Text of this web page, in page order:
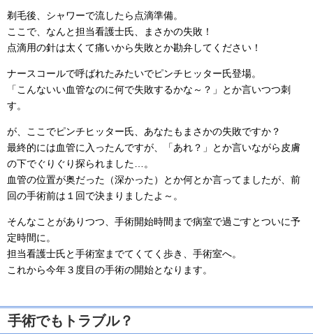
剃毛後、シャワーで流したら点滴準備。
ここで、なんと担当看護士氏、まさかの失敗！
点滴用の針は太くて痛いから失敗とか勘弁してください！
ナースコールで呼ばれたみたいでピンチヒッター氏登場。
「こんないい血管なのに何で失敗するかな～？」とか言いつつ刺
す。
が、ここでピンチヒッター氏、あなたもまさかの失敗ですか？
最終的には血管に入ったんですが、「あれ？」とか言いながら皮膚
の下でぐりぐり探られました…。
血管の位置が奥だった（深かった）とか何とか言ってましたが、前
回の手術前は１回で決まりましたよ～。
そんなことがありつつ、手術開始時間まで病室で過ごすとついに予
定時間に。
担当看護士氏と手術室までてくてく歩き、手術室へ。
これから今年３度目の手術の開始となります。
手術でもトラブル？